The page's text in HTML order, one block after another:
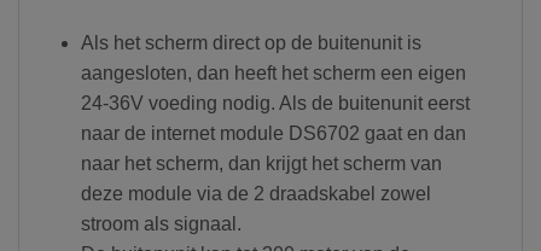
Als het scherm direct op de buitenunit is
aangesloten, dan heeft het scherm een eigen
24-36V voeding nodig. Als de buitenunit eerst
naar de internet module DS6702 gaat en dan
naar het scherm, dan krijgt het scherm van
deze module via de 2 draadskabel zowel
stroom als signaal.